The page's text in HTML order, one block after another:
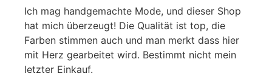
Ich mag handgemachte Mode, und dieser Shop
hat mich überzeugt! Die Qualität ist top, die
Farben stimmen auch und man merkt dass hier
mit Herz gearbeitet wird. Bestimmt nicht mein
letzter Einkauf.